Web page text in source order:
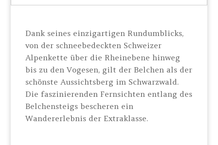
Dank seines einzigartigen Rundumblicks,
von der schneebedeckten Schweizer
Alpenkette über die Rheinebene hinweg
bis zu den Vogesen, gilt der Belchen als der
schönste Aussichtsberg im Schwarzwald.
Die faszinierenden Fernsichten entlang des
Belchensteigs bescheren ein
Wandererlebnis der Extraklasse.